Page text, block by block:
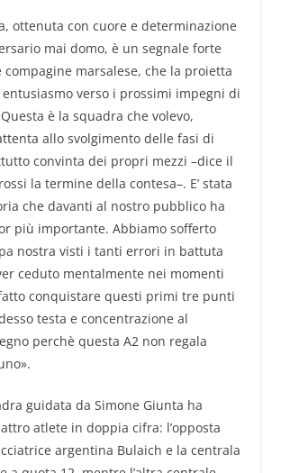
ottenuta con cuore e determinazione
mai domo, è un segnale forte
marsalese, che la proietta
verso i prossimi impegni di
è la squadra che volevo,
allo svolgimento delle fasi di
convinta dei propri mezzi –dice il
la termine della contesa–. E’ stata
che davanti al nostro pubblico ha
più importante. Abbiamo sofferto
nostra visti i tanti errori in battuta
ceduto mentalmente nei momenti
conquistare questi primi tre punti
testa e concentrazione al
perchè questa A2 non regala
guidata da Simone Giunta ha
atlete in doppia cifra: l’opposta
argentina Bulaich e la centrala